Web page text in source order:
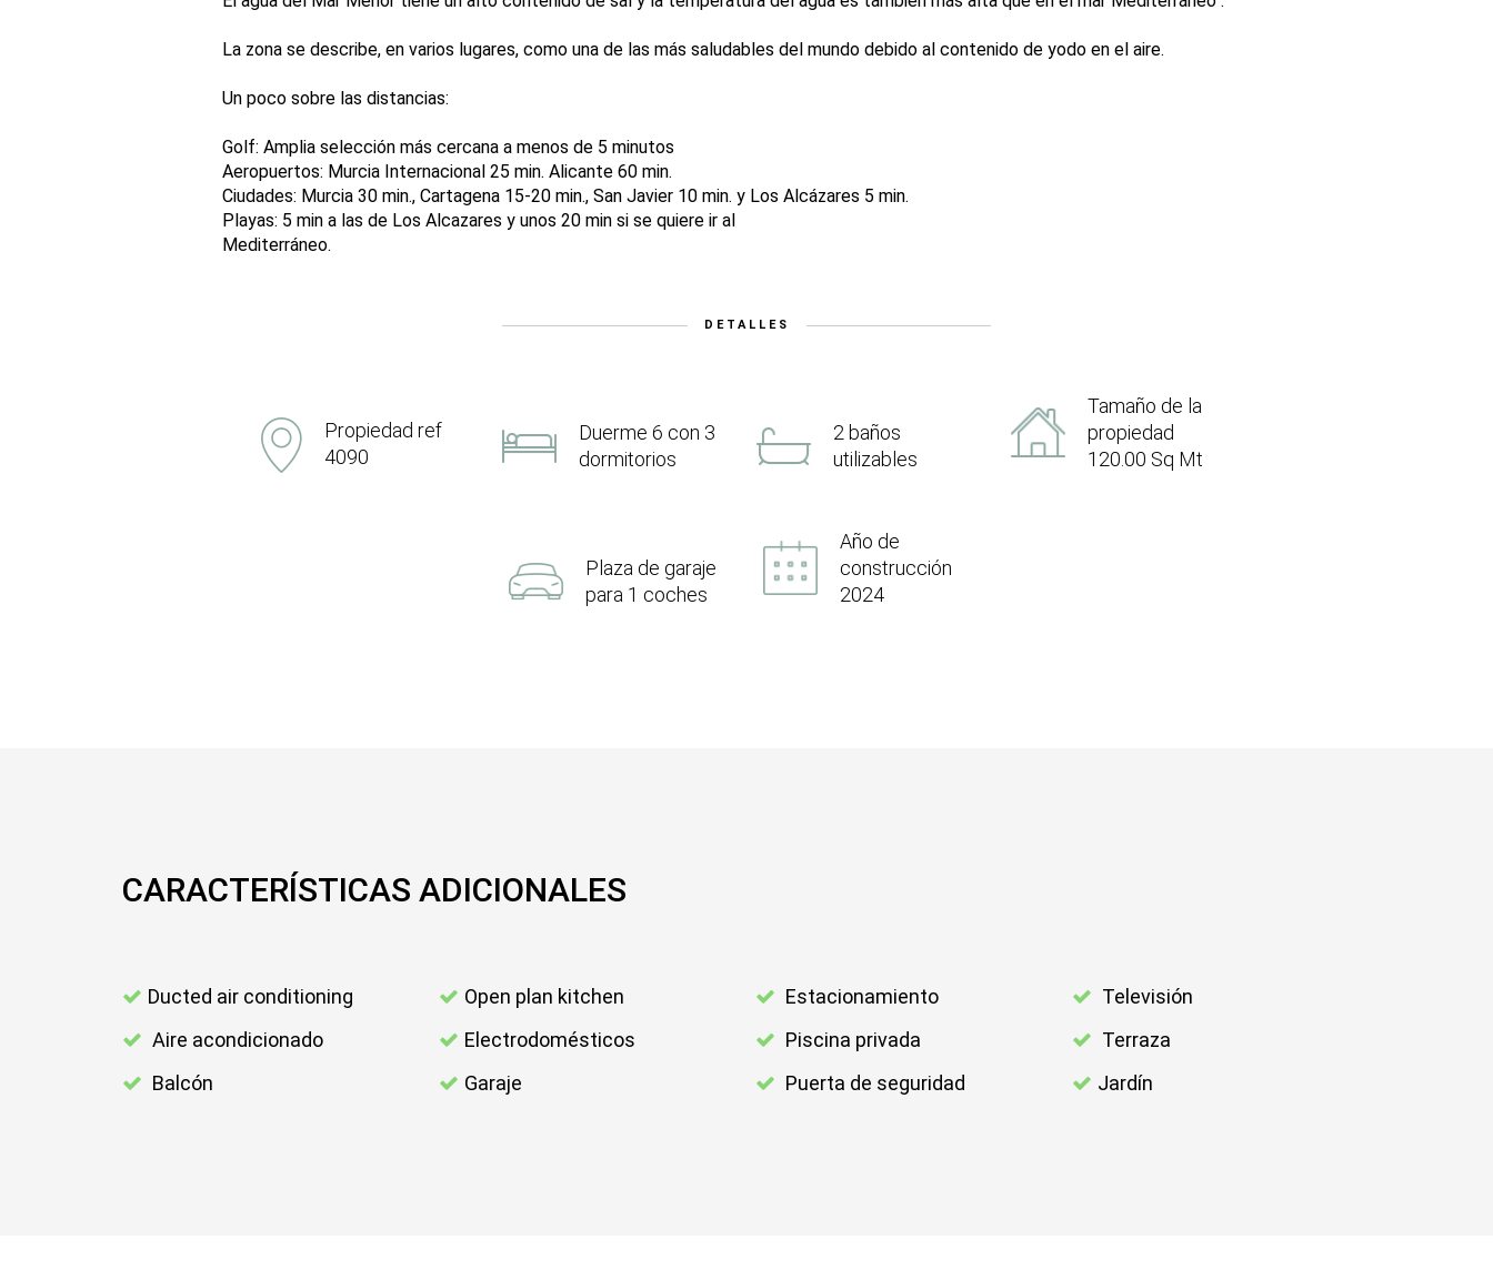
La zona se describe, en varios lugares, como una de las más saludables del mundo debido al contenido de yodo en el aire.
Un poco sobre las distancias:
Golf: Amplia selección más cercana a menos de 5 minutos
Aeropuertos: Murcia Internacional 25 min. Alicante 60 min.
Ciudades: Murcia 30 min., Cartagena 15-20 min., San Javier 10 min. y Los Alcázares 5 min.
Playas: 5 min a las de Los Alcazares y unos 20 min si se quiere ir al
Mediterráneo.
DETALLES
Propiedad ref
4090
Duerme 6 con 3
dormitorios
2 baños
utilizables
Tamaño de la
propiedad
120.00 Sq Mt
Plaza de garaje
para 1 coches
Año de
construcción
2024
CARACTERÍSTICAS ADICIONALES
Ducted air conditioning
Aire acondicionado
Balcón
Open plan kitchen
Electrodomésticos
Garaje
Estacionamiento
Piscina privada
Puerta de seguridad
Televisión
Terraza
Jardín